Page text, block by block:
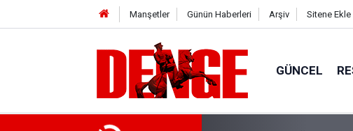
Manşetler Günün Haberleri Arşiv Sitene Ekle
GÜNCEL